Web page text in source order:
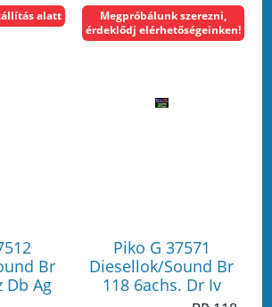
Br
Db Ag
alatt
Piko G 37571
Diesellok/Sound Br
118 6achs. Dr Iv
Megpróbálunk szerezni,
érdeklődj elérhetőségeinken!